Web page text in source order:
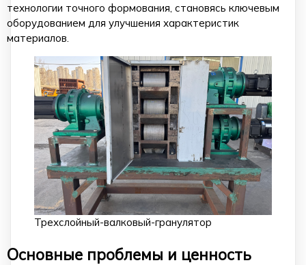
технологии точного формования, становясь ключевым
оборудованием для улучшения характеристик
материалов.
Трехслойный-валковый-гранулятор
Основные проблемы и ценность